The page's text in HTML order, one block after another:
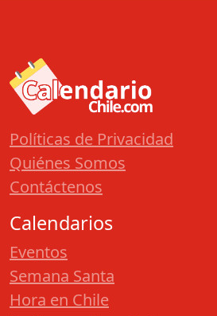
Políticas de Privacidad
Quiénes Somos
Contáctenos
Calendarios
Eventos
Semana Santa
Hora en Chile